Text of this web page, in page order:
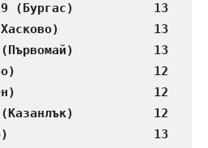
(Бургас)           13
(Хасково)             13
(Първомай)           13
12
12
(Казанлък)
13